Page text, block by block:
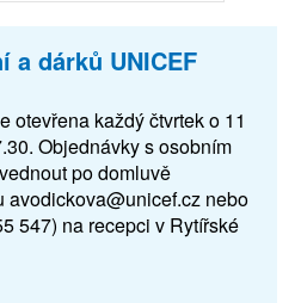
a dárků UNICEF
otevřena každý čtvrtek o 11
Objednávky s osobním
po domluvě
avodickova@unicef.cz nebo
547) na recepci v Rytířské